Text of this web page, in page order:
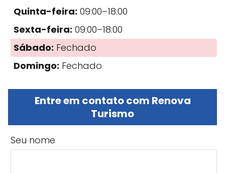
Quinta-feira: 09:00–18:00
Sexta-feira: 09:00–18:00
Sábado: Fechado
Domingo: Fechado
Entre em contato com Renova
Turismo
Seu nome